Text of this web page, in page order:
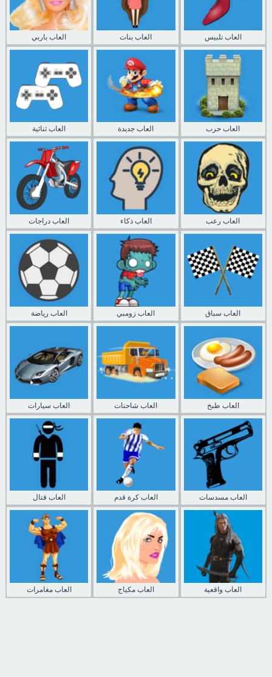
العاب باربي العاب بنات العاب تلبيس
العاب ثنائية العاب جديدة العاب حرب
العاب دراجات العاب ذكاء العاب رعب
العاب رياضة العاب زومبي العاب سباق
العاب سيارات العاب شاحنات العاب طبخ
العاب قتال العاب كرة قدم العاب مسدسات
العاب مغامرات العاب مكياج العاب واقعية